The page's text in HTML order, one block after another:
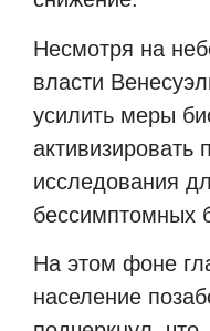
Несмотря на
власти
усилить меры
активизировать
исследования
бессимптомных
На этом фоне
население